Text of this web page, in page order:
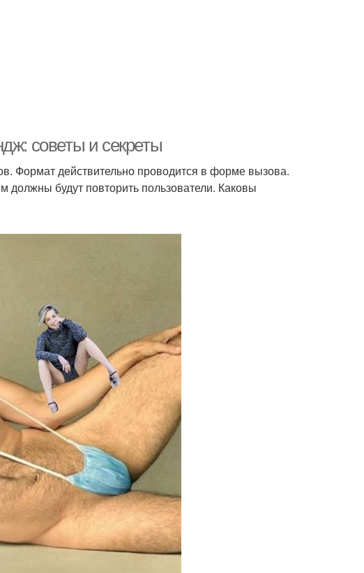
советы и секреты
Формат действительно проводится в форме вызова.
должны будут повторить пользователи. Каковы